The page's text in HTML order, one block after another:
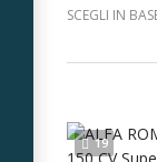
SCEGLI IN
19